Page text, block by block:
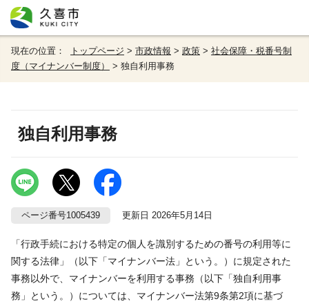
現在の位置： トップページ > 市政情報 > 政策 > 社会保障・税番号制
度（マイナンバー制度）
> 独自利用事務
独自利用事務
ページ番号1005439 更新日 2026年5月14日
「行政手続における特定の個人を識別するための番号の利用等に
関する法律」（以下「マイナンバー法」という。）に規定された
事務以外で、マイナンバーを利用する事務（以下「独自利用事
務」という。）については、マイナンバー法第9条第2項に基づ